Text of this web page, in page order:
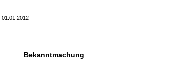
01.01.2012
Bekanntmachung